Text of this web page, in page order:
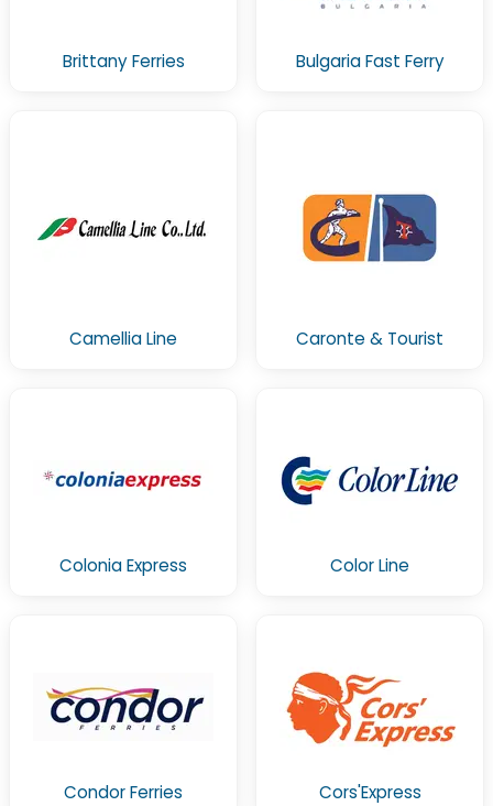
Brittany Ferries Bulgaria Fast Ferry
Camellia Line Caronte & Tourist
Colonia Express Color Line
Condor Ferries Cors'Express